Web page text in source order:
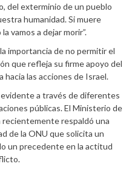
del exterminio de un pueblo
humanidad. Si muere
vamos a dejar morir”.
importancia de no permitir el
que refleja su firme apoyo del
hacia las acciones de Israel.
a través de diferentes
públicas. El Ministerio de
recientemente respaldó una
de la ONU que solicita un
un precedente en la actitud